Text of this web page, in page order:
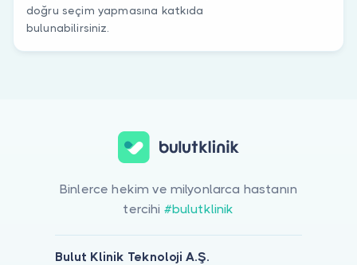
doğru seçim yapmasına katkıda
bulunabilirsiniz.
Binlerce hekim ve milyonlarca hastanın
tercihi #bulutklinik
Bulut Klinik Teknoloji A.Ş.